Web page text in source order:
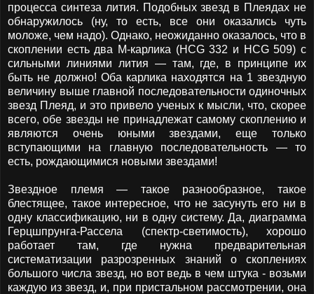
процесса синтеза лития. Подобных звезд в Плеядах не
обнаружилось (ну, то есть, все они оказались чуть
моложе, чем надо). Однако, неожиданно оказалось, что в
скоплении есть два М-карлика (HCG 332 и HCG 509) с
сильными линиями лития — там, где, в принципе их
быть не должно! Оба карлика находятся на 1 звездную
величину выше главной последовательности одиночных
звезд Плеяд, и это привело ученых к мысли, что, скорее
всего, обе звезды не принадлежат самому скоплению и
являются очень юными звездами, еще только
вступающими на главную последовательность — то
есть, рождающимися новыми звездами!
Звездное племя — такое разнообразное, такое
блестящее, такое интересное, что не засунуть его ни в
одну классификацию, ни в одну систему. Да, диаграмма
Герцшпрунга-Рассела (спектр-светимость), хорошо
работает там, где нужна предварительная
систематизации разрозренных знаний о скоплениях
большого числа звезд, но вот ведь в чем штука - возьми
каждую из звезд, и, при пристальном рассмотрении, она